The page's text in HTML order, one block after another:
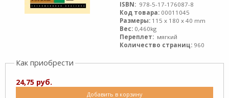
ISBN: 978-5-17-176087-8
Код товара: 00011045
Размеры: 115 x 180 x 40 mm
Вес: 0,460kg
Переплет: мягкий
Количество страниц: 960
Как приобрести
24,75 руб.
Добавить в корзину